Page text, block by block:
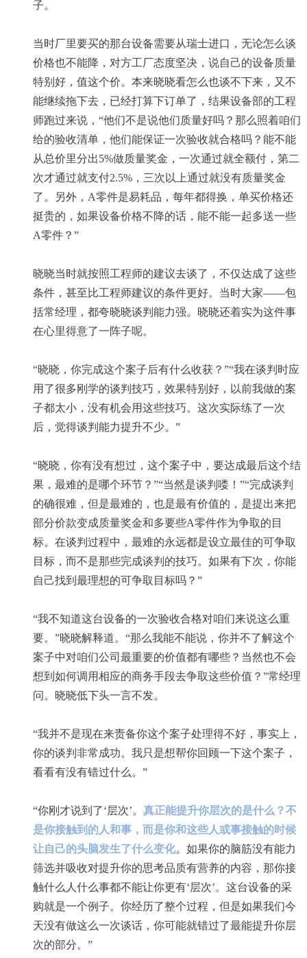
子。
当时厂里要买的那台设备需要从瑞士进口，无论怎么谈
价格也不能降，对方工厂态度坚决，说自己的设备质量
特别好，值这个价。本来晓晓看怎么也谈不下来，又不
能继续拖下去，已经打算下订单了，结果设备部的工程
师跑过来说，“他们不是说他们质量好吗？那么照着咱们
给的验收清单，他们能保证一次验收就合格吗？能不能
从总价里分出5%做质量奖金，一次通过就全额付，第二
次才通过就支付2.5%，三次以上通过就没有质量奖金
了。另外，A零件是易耗品，每年都得换，单买价格还
挺贵的，如果设备价格不降的话，能不能一起多送一些
A零件？”
晓晓当时就按照工程师的建议去谈了，不仅达成了这些
条件，甚至比工程师建议的条件更好。当时大家——包
括常经理，都夸晓晓谈判能力强。晓晓还着实为这件事
在心里得意了一阵子呢。
“晓晓，你完成这个案子后有什么收获？”“我在谈判时应
用了很多刚学的谈判技巧，效果特别好，以前我做的案
子都太小，没有机会用这些技巧。这次实际练了一次
后，觉得谈判能力提升不少。”
“晓晓，你有没有想过，这个案子中，要达成最后这个结
果，最难的是哪个环节？”“当然是谈判喽！”“完成谈判
的确很难，但是最难的，也是最有价值的，是提出来把
部分价款变成质量奖金和多要些A零件作为争取的目
标。在谈判过程中，最难的永远都是设立最佳的可争取
目标，而不是那些完成谈判的技巧。如果有下次，你能
自己找到最理想的可争取目标吗？”
“我不知道这台设备的一次验收合格对咱们来说这么重
要。”晓晓解释道。“那么我能不能说，你并不了解这个
案子中对咱们公司最重要的价值都有哪些？当然也不会
想到如何调用相应的商务手段去争取这些价值？”常经理
问。晓晓低下头一言不发。
“我并不是现在来责备你这个案子处理得不好，事实上，
你的谈判非常成功。我只是想帮你回顾一下这个案子，
看看有没有错过什么。”
“你刚才说到了‘层次’。 真正能提升你层次的是什么？不
是你接触到的人和事，而是你和这些人或事接触的时候
让自己的头脑发生了什么变化。如果你的脑筋没有能力
筛选并吸收对提升你的思考品质有营养的内容，那你接
触什么人什么事都不能让你更有‘层次’。这台设备的采
购就是一个例子。你经历了整个过程，但是如果我们今
天没有做这么一次谈话，你可能就错过了最能提升你层
次的部分。”